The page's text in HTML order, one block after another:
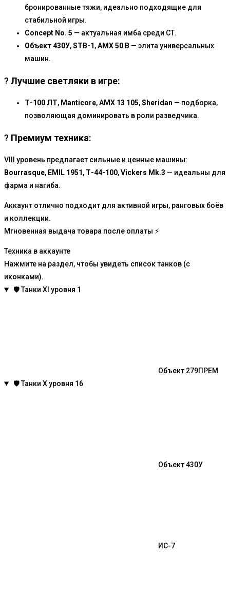
бронированные тяжи, идеально подходящие для
стабильной игры.
Concept No. 5 — актуальная имба среди СТ.
Объект 430У,STB-1,AMX 50 B — элита универсальных
машин.
? Лучшие светляки в игре:
Т-100 ЛТ, Manticore,AMX 13 105,Sheridan — подборка,
позволяющая доминировать в роли разведчика.
? Премиум техника:
VIII уровень предлагает сильные и ценные машины:
Bourrasque, EMIL 1951, Т-44-100,Vickers Mk.3 — идеальны для
фарма и нагиба.
Аккаунт отлично подходит для активной игры, ранговых боёв
и коллекции.
Мгновенная выдача товара после оплаты ⚡
Техника в аккаунте
Нажмите на раздел, чтобы увидеть список танков (с
иконками).
🛡️Танки XI уровня 1
Объект 279ПРЕМ
🛡️Танки X уровня 16
Объект 430У
ИС-7